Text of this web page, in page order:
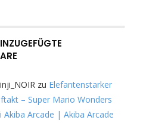
zu Elefantenstarker
– Super Mario Wonders
Akiba Arcade | Akiba Arcade